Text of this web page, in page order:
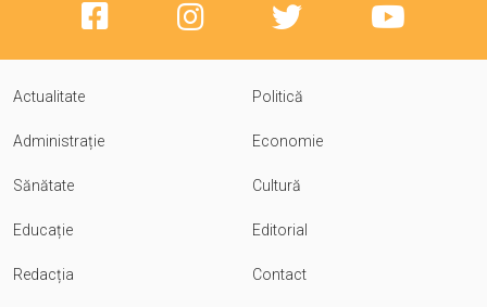
Actualitate Politică
Administrație Economie
Sănătate Cultură
Educație Editorial
Redacția Contact